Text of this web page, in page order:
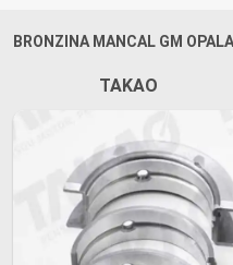
BRONZINA MANCAL GM
TAKAO